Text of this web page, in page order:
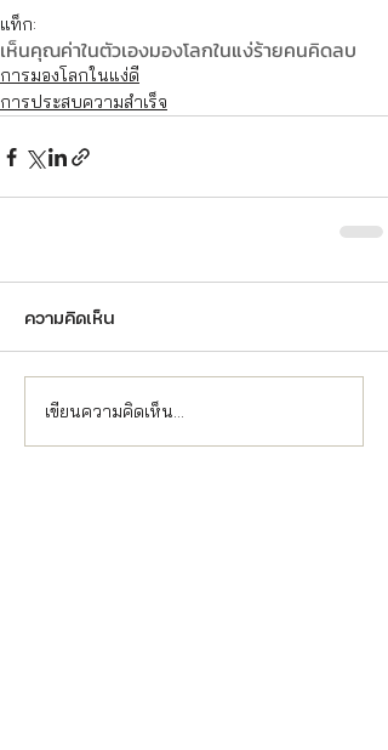
แท็ก:
เห็นคุณค่าในตัวเองมองโลกในแง่ร้ายคนคิดลบ
การมองโลกในแง่ดี
การประสบความสำเร็จ
ความคิดเห็น
เขียนความคิดเห็น…